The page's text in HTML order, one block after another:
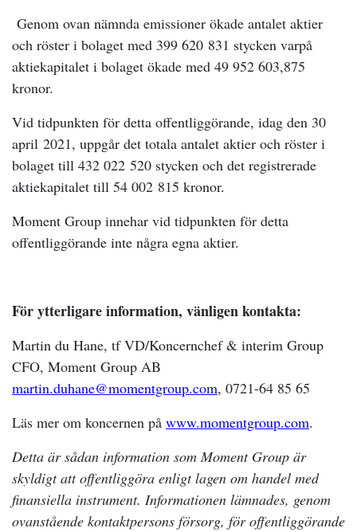
Genom ovan nämnda emissioner ökade antalet aktier
och röster i bolaget med 399 620 831 stycken varpå
aktiekapitalet i bolaget ökade med 49 952 603,875
kronor.
Vid tidpunkten för detta offentliggörande, idag den 30
april 2021, uppgår det totala antalet aktier och röster i
bolaget till 432 022 520 stycken och det registrerade
aktiekapitalet till 54 002 815 kronor.
Moment Group innehar vid tidpunkten för detta
offentliggörande inte några egna aktier.
För ytterligare information, vänligen kontakta:
Martin du Hane, tf VD/Koncernchef & interim Group
CFO, Moment Group AB
martin.duhane@momentgroup.com, 0721-64 85 65
Läs mer om koncernen på www.momentgroup.com.
Detta är sådan information som Moment Group är
skyldigt att offentliggöra enligt lagen om handel med
finansiella instrument. Informationen lämnades, genom
ovanstående kontaktpersons försorg, för offentliggörande